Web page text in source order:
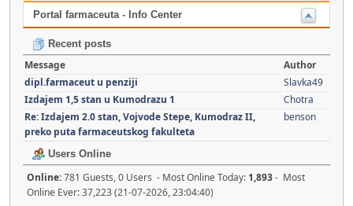
Portal farmaceuta - Info Center
Recent posts
Message
Author
dipl.farmaceut u penziji
Slavka49
Izdajem 1,5 stan u Kumodrazu 1
Chotra
Re: Izdajem 2.0 stan, Vojvode Stepe, Kumodraz II,
preko puta farmaceutskog fakulteta
benson
Users Online
Online:781 Guests, 0 Users - Most Online Today: 1,893- Most
Online Ever: 37,223 (21-07-2026, 23:04:40)